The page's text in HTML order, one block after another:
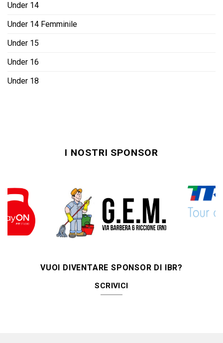
Under 14
Under 14 Femminile
Under 15
Under 16
Under 18
I NOSTRI SPONSOR
VUOI DIVENTARE SPONSOR DI IBR?
SCRIVICI